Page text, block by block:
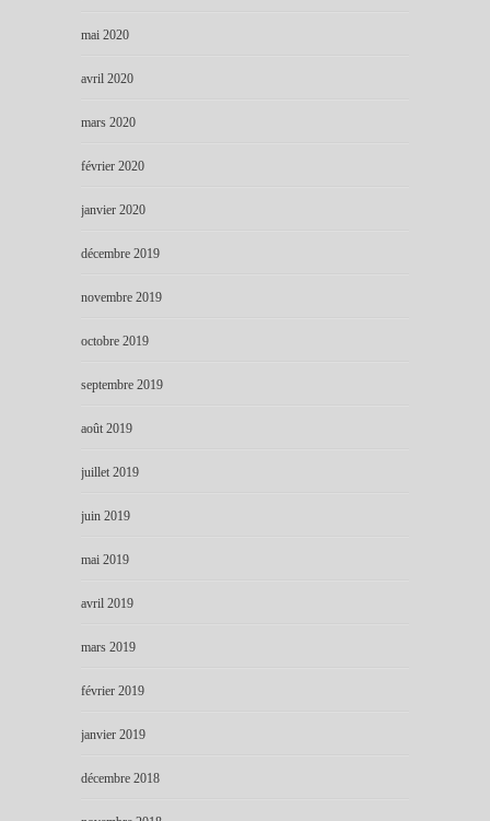
mai 2020
avril 2020
mars 2020
février 2020
janvier 2020
décembre 2019
novembre 2019
octobre 2019
septembre 2019
août 2019
juillet 2019
juin 2019
mai 2019
avril 2019
mars 2019
février 2019
janvier 2019
décembre 2018